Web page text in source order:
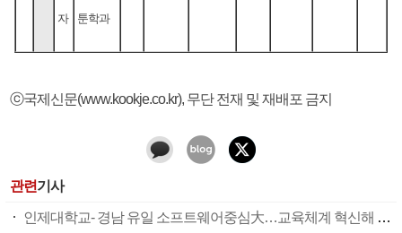
자 툰학과
ⓒ국제신문(www.kookje.co.kr), 무단 전재 및 재배포 금지
관련기사
인제대학교- 경남 유일 소프트웨어중심大…교육체계 혁신해 유망 신산업 선도